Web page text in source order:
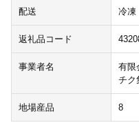
配送 冷凍
返礼品コード
事業者名
有限
チク
地場産品 8